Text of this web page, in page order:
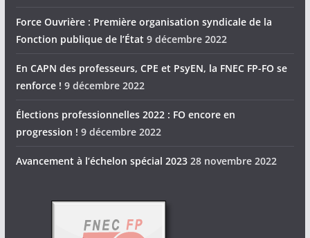
Force Ouvrière : Première organisation syndicale de la
Fonction publique de l’État 9 décembre 2022
En CAPN des professeurs, CPE et PsyEN, la FNEC FP-FO se
renforce ! 9 décembre 2022
Élections professionnelles 2022 : FO encore en
progression ! 9 décembre 2022
Avancement à l’échelon spécial 2023 28 novembre 2022